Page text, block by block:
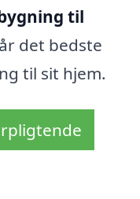
til
det bedste
til sit hjem.